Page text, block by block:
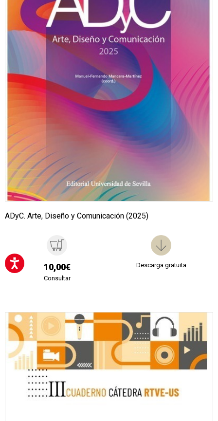
ADyC. Arte, Diseño y Comunicación (2025)
10,00€
Consultar
Descarga gratuita